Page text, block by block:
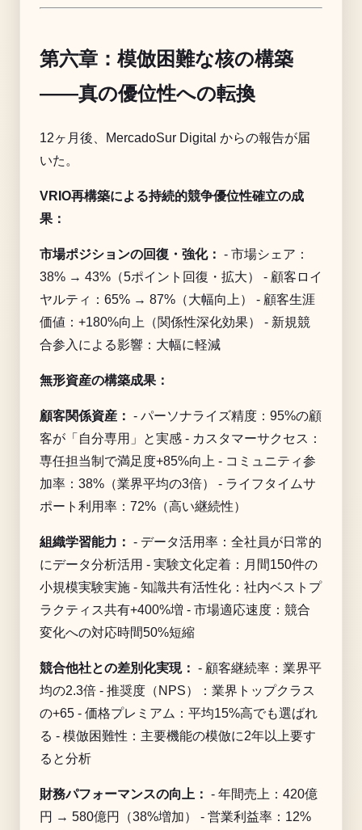
第六章：模倣困難な核の構築
——真の優位性への転換
12ヶ月後、MercadoSur Digital からの報告が届
いた。
VRIO再構築による持続的競争優位性確立の成
果：
市場ポジションの回復・強化： - 市場シェア：
38% → 43%（5ポイント回復・拡大） - 顧客ロイ
ヤルティ：65% → 87%（大幅向上） - 顧客生涯
価値：+180%向上（関係性深化効果） - 新規競
合参入による影響：大幅に軽減
無形資産の構築成果：
顧客関係資産： - パーソナライズ精度：95%の顧
客が「自分専用」と実感 - カスタマーサクセス：
専任担当制で満足度+85%向上 - コミュニティ参
加率：38%（業界平均の3倍） - ライフタイムサ
ポート利用率：72%（高い継続性）
組織学習能力： - データ活用率：全社員が日常的
にデータ分析活用 - 実験文化定着：月間150件の
小規模実験実施 - 知識共有活性化：社内ベストプ
ラクティス共有+400%増 - 市場適応速度：競合
変化への対応時間50%短縮
競合他社との差別化実現： - 顧客継続率：業界平
均の2.3倍 - 推奨度（NPS）：業界トップクラス
の+65 - 価格プレミアム：平均15%高でも選ばれ
る - 模倣困難性：主要機能の模倣に2年以上要す
ると分析
財務パフォーマンスの向上： - 年間売上：420億
円 → 580億円（38%増加） - 営業利益率：12%